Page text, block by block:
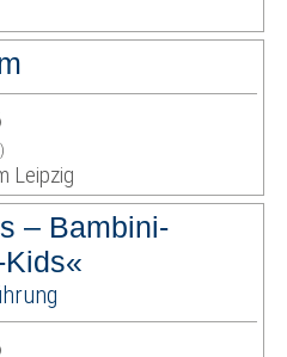
Leipzig
– Bambini-